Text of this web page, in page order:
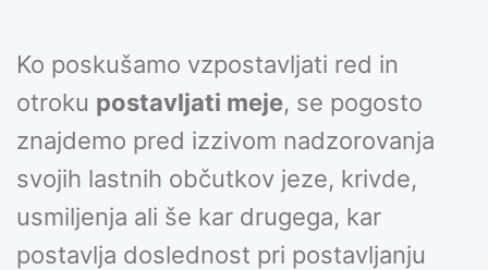
Ko poskušamo vzpostavljati red in
otroku postavljati meje, se pogosto
znajdemo pred izzivom nadzorovanja
svojih lastnih občutkov jeze, krivde,
usmiljenja ali še kar drugega, kar
postavlja doslednost pri postavljanju